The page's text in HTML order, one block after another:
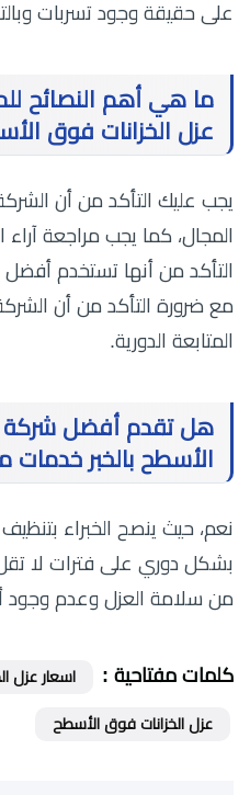
على حقيقة وجود تسربات
ما هي أهم النصائح
عزل الخزانات فوق
يجب عليك التأكد من أن
المجال، كما يجب مراجعة آراء
التأكد من أنها تستخدم أفضل
مع ضرورة التأكد من أن
المتابعة الدورية.
هل تقدم أفضل شركة
الأسطح بالخبر خدمات
نعم، حيث ينصح الخبراء
بشكل دوري على فترات لا
من سلامة العزل وعدم وجود
كلمات مفتاحية : اسعار عزل
عزل الخزانات فوق الأسطح